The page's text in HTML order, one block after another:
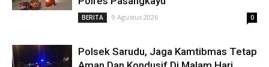
BERITA 9 Agustus 2026 0
Polsek Sarudu, Jaga Kamtibmas Tetap